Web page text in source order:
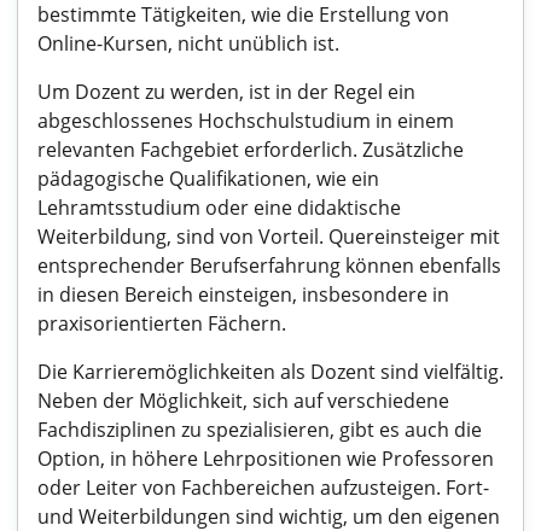
bestimmte Tätigkeiten, wie die Erstellung von
Online-Kursen, nicht unüblich ist.
Um Dozent zu werden, ist in der Regel ein
abgeschlossenes Hochschulstudium in einem
relevanten Fachgebiet erforderlich. Zusätzliche
pädagogische Qualifikationen, wie ein
Lehramtsstudium oder eine didaktische
Weiterbildung, sind von Vorteil. Quereinsteiger mit
entsprechender Berufserfahrung können ebenfalls
in diesen Bereich einsteigen, insbesondere in
praxisorientierten Fächern.
Die Karrieremöglichkeiten als Dozent sind vielfältig.
Neben der Möglichkeit, sich auf verschiedene
Fachdisziplinen zu spezialisieren, gibt es auch die
Option, in höhere Lehrpositionen wie Professoren
oder Leiter von Fachbereichen aufzusteigen. Fort-
und Weiterbildungen sind wichtig, um den eigenen